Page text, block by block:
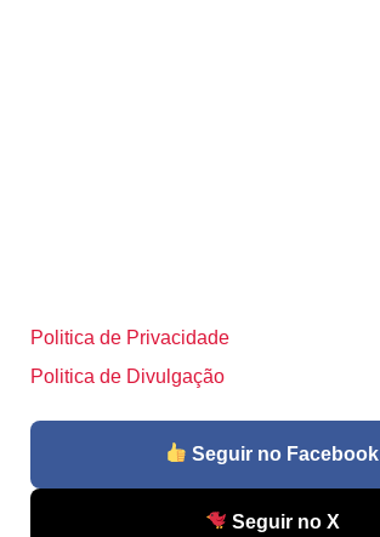
Politica de Privacidade
Politica de Divulgação
Seguir no Facebook
Seguir no X